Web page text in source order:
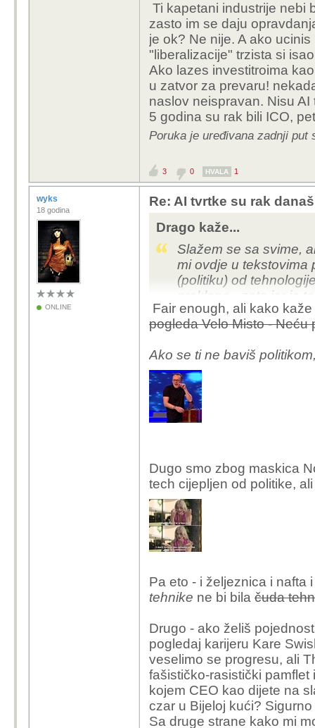
(Ovo nije tema
navodnicima, jer
sustav u kojem
- da krade naftu
- da mu sinovi
informacijama
- da ukida
- da prima
Slažem se sa svime,
mi ovdje u
(politiku) od
preklapa - zato jer je
Pored toga, što je
koji bi prije 25 godina
šetaju među nama i
Mislim da je trenutno
favorizira
propušta drek, a
Ne može me nitko
industrije", ili Trump
poluretardiranom
nepregledna hrpetina
vrh sistemski, a ne
BTW - Musk je
i karijera) tako da ih
Ti kapetani industrije nebi
zasto im se daju
je ok? Ne nije. A ako
"liberalizacije" trzista si
Ako lazes investitroima
u zatvor za prevaru!
naslov neispravan. Nisu
5 godina su rak bili ICO,
Poruka je uređivana zadnji put
3 0 HVALA 1
wyks
18 godina
ONLINE
Re: AI tvrtke su rak
Drago kaže...
Slažem se sa svime,
mi ovdje u tekstovima
(politiku) od
preklapa - zato jer je
Pored toga, što je
koji bi prije 25 godina
šetaju među nama i
Mislim da je trenutno
favorizira
Ne može me nitko
izgovorom i tonom
Zuckerberg, Karp,
industrije", ili Trump
poluretardiranom
nepregledna hrpetina
BTW - Musk je
iznajmiti svoj
i karijera) tako da ih
Fair enough, ali kako
pogleda Velo Misto - Neću
Ako se ti ne baviš
Dugo smo zbog maskica
tech cijepljen od politike,
Pa eto - i željeznica i
tehnike ne bi bila čuda
Drugo - ako želiš
pogledaj karijeru Kare
veselimo se progresu, ali
fašističko-rasistički
kojem CEO kao dijete na
czar u Bijeloj kući?
Sa druge strane kako mi